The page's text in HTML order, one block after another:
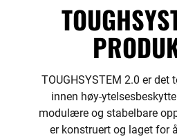
TOUGHSYSTEM 2.0 er
innen høy-
modulære og stabelbare
er konstruert og laget for